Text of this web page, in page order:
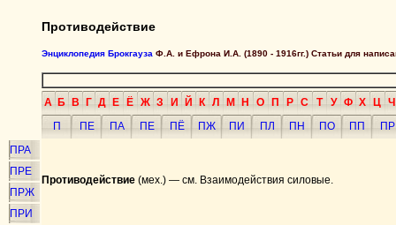
Противодействие
Энциклопедия Брокгауза Ф.А. и Ефрона И.А. (1890 - 1916гг.) Статьи для
А Б В Г Д Е Ё Ж З И Й К Л М Н О П Р С Т У Ф Х Ц Ч
П
ПЕ ПА ПЕ ПЁ ПЖ ПИ ПЛ ПН ПО ПП
ПР
ПРА
ПРЕ
ПРЖ
ПРИ
Противодействие (мех.) — см. Взаимодействия силовые.